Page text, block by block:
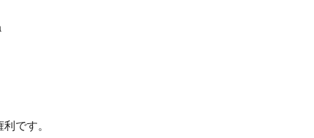
です。